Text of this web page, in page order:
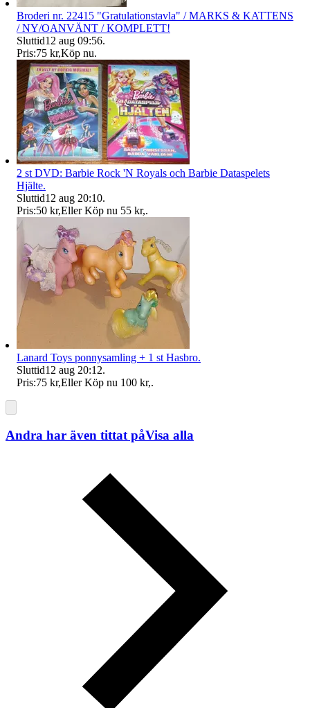
Broderi nr. 22415 "Gratulationstavla" / MARKS & KATTENS
/ NY/OANVÄNT / KOMPLETT!
Sluttid12 aug 09:56.
Pris:75 kr,Köp nu.
2 st DVD: Barbie Rock 'N Royals och Barbie Dataspelets
Hjälte.
Sluttid12 aug 20:10.
Pris:50 kr,Eller Köp nu 55 kr,.
Lanard Toys ponnysamling + 1 st Hasbro.
Sluttid12 aug 20:12.
Pris:75 kr,Eller Köp nu 100 kr,.
Andra har även tittat påVisa alla